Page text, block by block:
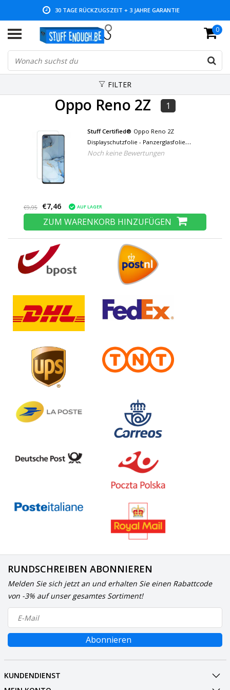
30 TAGE RÜCKZUGSZEIT + 3 JAHRE GARANTIE
NIEDRIGE PREISE UND GROSSE AUSWAHL 0
FILTER
Oppo Reno 2Z 1
Stuff Certified® Oppo Reno 2Z
Displayschutzfolie - Panzerglasfolie
Gehärtetes Glas
Noch keine Bewertungen
€9,95 €7,46 AUF LAGER
ZUM WARENKORB HINZUFÜGEN
RUNDSCHREIBEN ABONNIEREN
Melden Sie sich jetzt an und erhalten Sie einen Rabattcode
von -3% auf unser gesamtes Sortiment!
Abonnieren
KUNDENDIENST